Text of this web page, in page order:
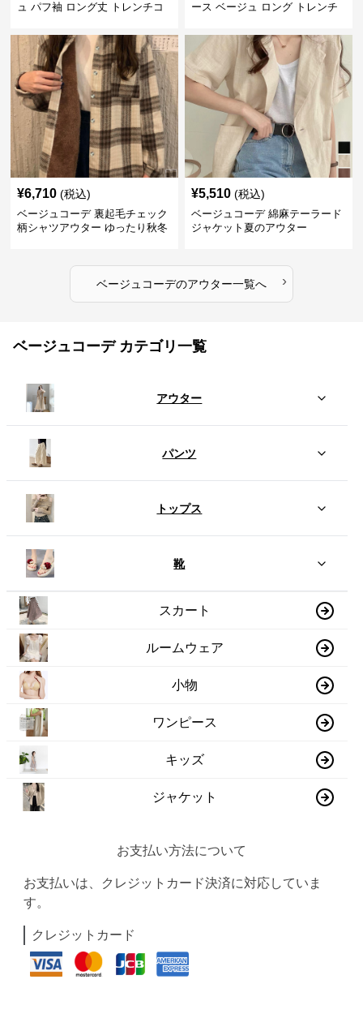
ュ パフ袖 ロング丈 トレンチコ
ース ベージュ ロング トレンチ
¥6,710 (税込)
ベージュコーデ 裏起毛チェック
柄シャツアウター ゆったり秋冬
¥5,510 (税込)
ベージュコーデ 綿麻テーラード
ジャケット夏のアウター
ベージュコーデのアウター一覧へ ›
ベージュコーデ カテゴリ一覧
アウター
パンツ
トップス
靴
スカート
ルームウェア
小物
ワンピース
キッズ
ジャケット
お支払い方法について
お支払いは、クレジットカード決済に対応していま
す。
クレジットカード